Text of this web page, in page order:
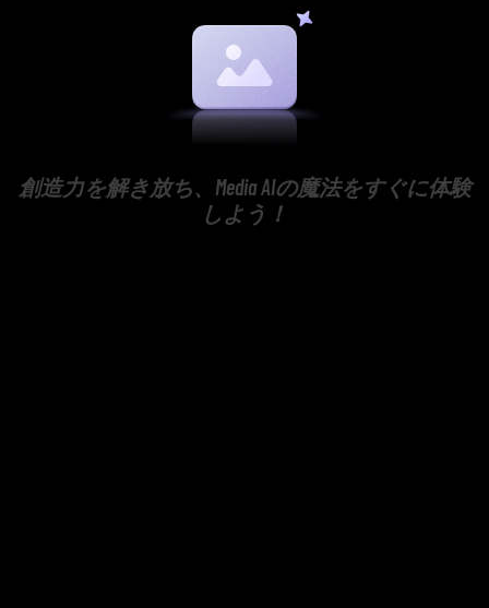
創造力を解き放ち、Media AIの魔法をすぐに体験
しよう！